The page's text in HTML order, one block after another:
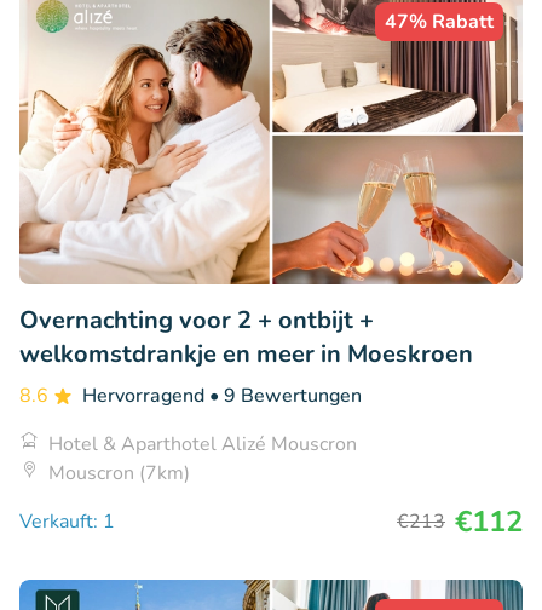
47% Rabatt
Overnachting voor 2 + ontbijt +
welkomstdrankje en meer in Moeskroen
8.6 Hervorragend • 9 Bewertungen
Hotel & Aparthotel Alizé Mouscron
Mouscron (7km)
Verkauft: 1
€213 €112